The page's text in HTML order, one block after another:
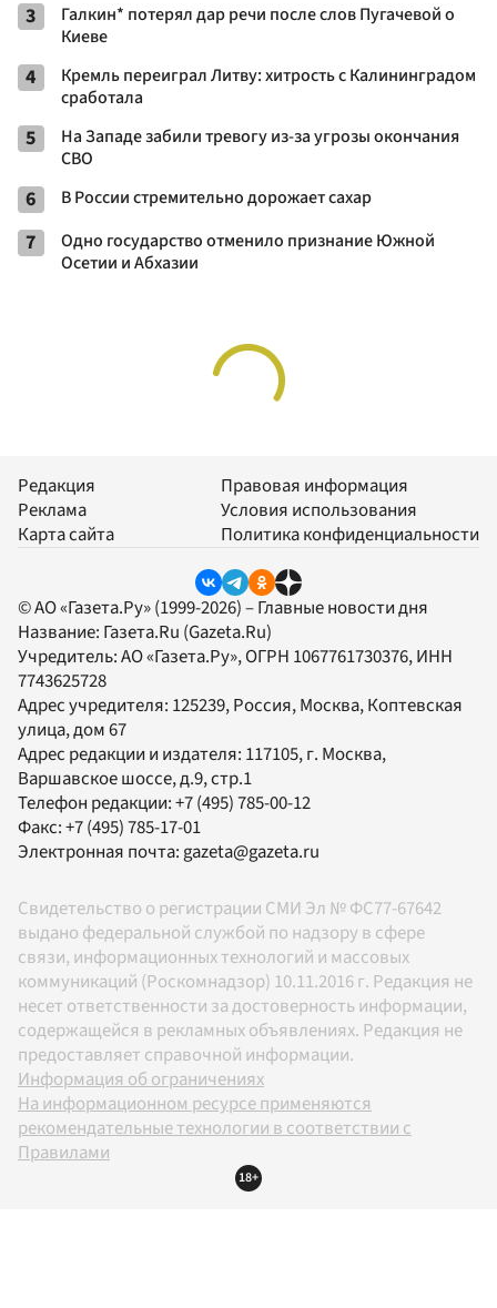
3
Галкин* потерял дар речи после слов Пугачевой о
Киеве
4
Кремль переиграл Литву: хитрость с Калининградом
сработала
5
На Западе забили тревогу из-за угрозы окончания
СВО
6 В России стремительно дорожает сахар
7
Одно государство отменило признание Южной
Осетии и Абхазии
Редакция
Реклама
Карта сайта
Правовая информация
Условия использования
Политика конфиденциальности
© АО «Газета.Ру» (1999-2026) – Главные новости дня
Название: Газета.Ru (Gazeta.Ru)
Учредитель:АО «Газета.Ру», ОГРН 1067761730376, ИНН
7743625728
Адрес учредителя: 125239, Россия, Москва, Коптевская
улица, дом 67
Адрес редакции и издателя: 117105, г. Москва,
Варшавское шоссе, д.9, стр.1
Телефон редакции:+7 (495) 785-00-12
Факс:+7 (495) 785-17-01
Электронная почта:gazeta@gazeta.ru
Свидетельство о регистрации СМИ Эл № ФС77-67642
выдано федеральной службой по надзору в сфере
связи, информационных технологий и массовых
коммуникаций (Роскомнадзор) 10.11.2016 г. Редакция не
несет ответственности за достоверность информации,
содержащейся в рекламных объявлениях. Редакция не
предоставляет справочной информации.
Информация об ограничениях
На информационном ресурсе применяются
рекомендательные технологии в соответствии с
Правилами
18+